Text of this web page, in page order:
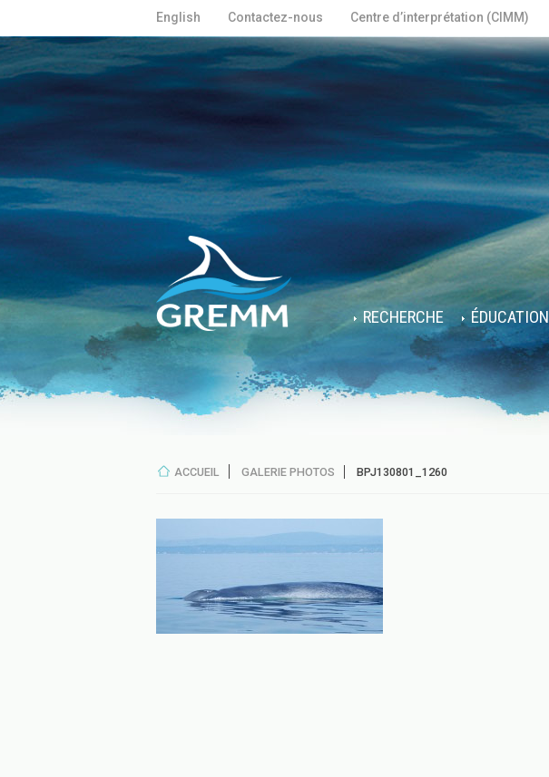
English Contactez-nous Centre d’interprétation (CIMM)
RECHERCHE ÉDUCATION
ACCUEIL GALERIE PHOTOS BPJ130801_1260